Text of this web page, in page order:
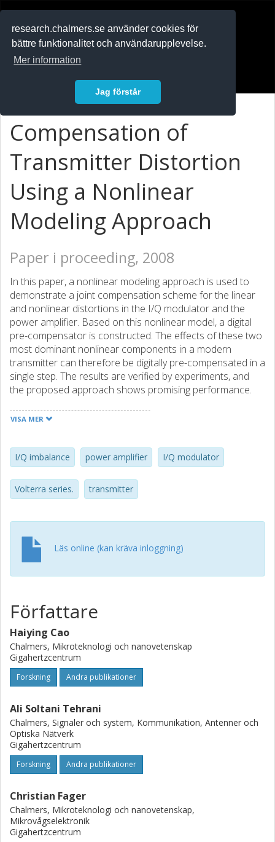
research.chalmers.se använder cookies för
bättre funktionalitet och användarupplevelse.
Mer information
Jag förstår
Compensation of
Transmitter Distortion
Using a Nonlinear
Modeling Approach
Paper i proceeding, 2008
In this paper, a nonlinear modeling approach is used to
demonstrate a joint compensation scheme for the linear
and nonlinear distortions in the I/Q modulator and the
power amplifier. Based on this nonlinear model, a digital
pre-compensator is constructed. The effects of these two
most dominant nonlinear components in a modern
transmitter can therefore be digitally pre-compensated in a
single step. The results are verified by experiments, and
the proposed approach shows promising performance.
VISA MER
I/Q imbalance power amplifier I/Q modulator
Volterra series. transmitter
Läs online (kan kräva inloggning)
Författare
Haiying Cao
Chalmers, Mikroteknologi och nanovetenskap
Gigahertzcentrum
Forskning Andra publikationer
Ali Soltani Tehrani
Chalmers, Signaler och system, Kommunikation, Antenner och
Optiska Nätverk
Gigahertzcentrum
Forskning Andra publikationer
Christian Fager
Chalmers, Mikroteknologi och nanovetenskap,
Mikrovågselektronik
Gigahertzcentrum